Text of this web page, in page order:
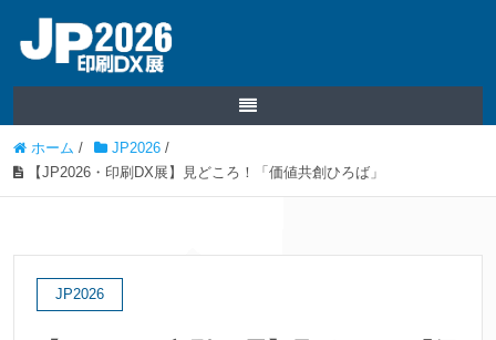
ホーム / JP2026 /
【JP2026・印刷DX展】見どころ！「価値共創ひろば」
JP2026